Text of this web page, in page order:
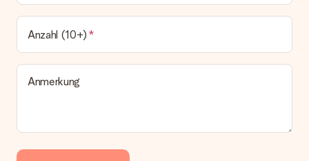
Anzahl (10+)
Anmerkung